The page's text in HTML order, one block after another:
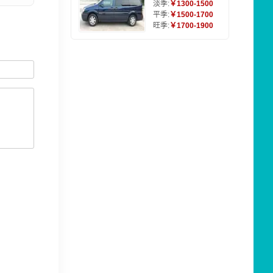
淡季:￥1300-1500
平季:￥1500-1700
旺季:￥1700-1900